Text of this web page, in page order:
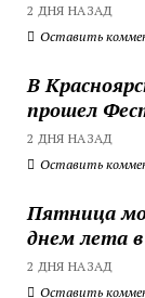
2 ДНЯ НАЗАД
Оставить
В
прошел
2 ДНЯ НАЗАД
Оставить
Пятница
днем лета
2 ДНЯ НАЗАД
Оставить